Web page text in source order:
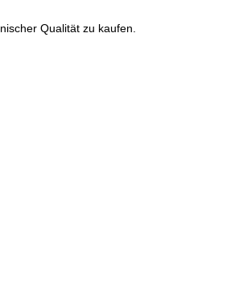
Qualität zu kaufen.